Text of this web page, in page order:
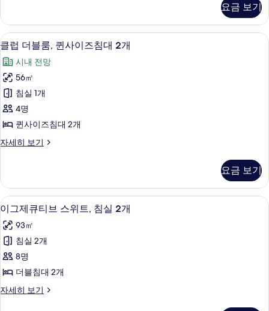
Roll-
in
Shower)
사
진
모
두
보
기
Accessible,
Roll-
in
Shower)
자
세
히
보
기
침
대
2
개
(Mobility
Accessible,
Tub)
사
모
보
기
퀸
사
이
침
대
개
(Mobility
Accessible,
Tub)
자
기
요금 보기
클
럽
더
블
룸,
퀸
사
이
침
대
2
개
사
진
모
두
클럽 더블룸, 퀸사이즈침대 2개 | 1 개
18
클럽 더블룸, 퀸사이즈침대 2개
시내 전망
56㎡
침실 1개
4명
퀸사이즈침대 2개
자세히 보기
클
룸,
퀸
사
이
즈
침
2
개
세
요금 보기
이
그
제
큐
티
브
스
1 개의 침실, 이탈리아 프레떼 시트, 고
7
이그제큐티브 스위트, 침실 2개
93㎡
침실 2개
8명
더블침대 2개
자세히 보기
이